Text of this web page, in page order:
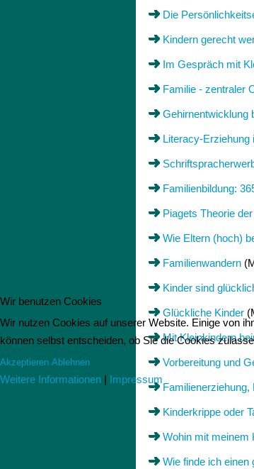
Die
Kindern gerecht
Im Gespräch mit
Familie - zentraler
Gehirnentwicklung
Literacy-Erziehung
Familienbildung:
Piagets Theorie
Wie Eltern (hoch)
Familienwandern
Kinder sind
Glückliche Kinder
Mit Kleinkindern
Vorbereitung und
Familienerziehung,
Kinderkrippe oder
Wohin mit meinem
Wie finde ich einen
Wir benutzen Cookies
Wir nutzen Cookies auf unserer Website. Einige von
können selbst entscheiden, ob Sie die Cookies
Akzeptieren Ablehnen
Weitere Informationen | Impressum